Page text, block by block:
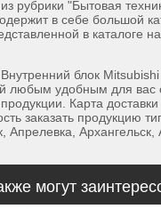
рубрики "Бытовая
в себе большой
в каталоге
блок
любым удобным для
Карта
заказать продукцию
Апрелевка, Архангельск,
могут